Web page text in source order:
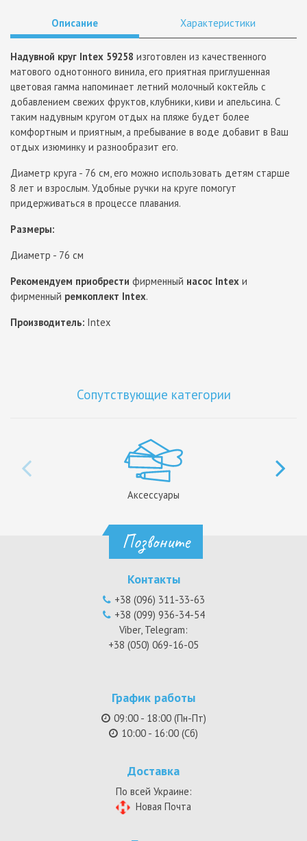
Описание Характеристики
Надувной круг Intex 59258 изготовлен из качественного
матового однотонного винила, его приятная приглушенная
цветовая гамма напоминает летний молочный коктейль с
добавлением свежих фруктов, клубники, киви и апельсина. С
таким надувным кругом отдых на пляже будет более
комфортным и приятным, а пребывание в воде добавит в Ваш
отдых изюминку и разнообразит его.
Диаметр круга - 76 см, его можно использовать детям старше
8 лет и взрослым. Удобные ручки на круге помогут
придерживаться в процессе плавания.
Размеры:
Диаметр - 76 см
Рекомендуем приобрести фирменный насос Intex и
фирменный ремкоплект Intex.
Производитель: Intex
Сопутствующие категории
Аксессуары
Позвоните
Контакты
+38 (096) 311-33-63
+38 (099) 936-34-54
Viber, Telegram:
+38 (050) 069-16-05
График работы
09:00 - 18:00 (Пн-Пт)
10:00 - 16:00 (Сб)
Доставка
По всей Украине:
Новая Почта